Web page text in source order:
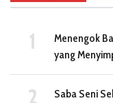
Menengok
yang
Saba Seni